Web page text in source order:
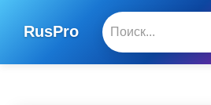
RusPro